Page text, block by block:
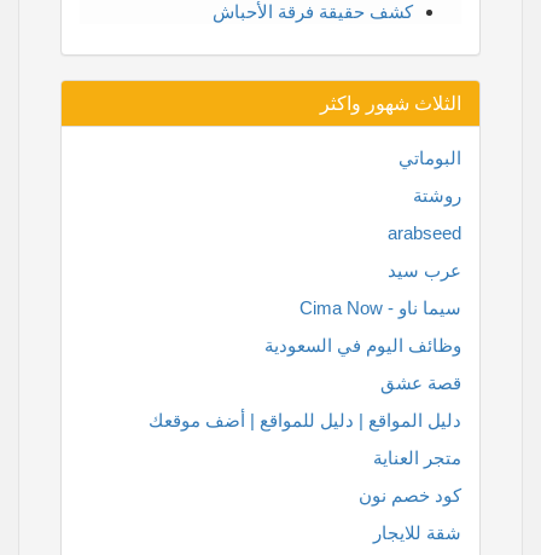
كشف حقيقة فرقة الأحباش
الثلاث شهور واكثر
البوماتي
روشتة
arabseed
عرب سيد
سيما ناو - Cima Now
وظائف اليوم في السعودية
قصة عشق
دليل المواقع | دليل للمواقع | أضف موقعك
متجر العناية
كود خصم نون
شقة للايجار